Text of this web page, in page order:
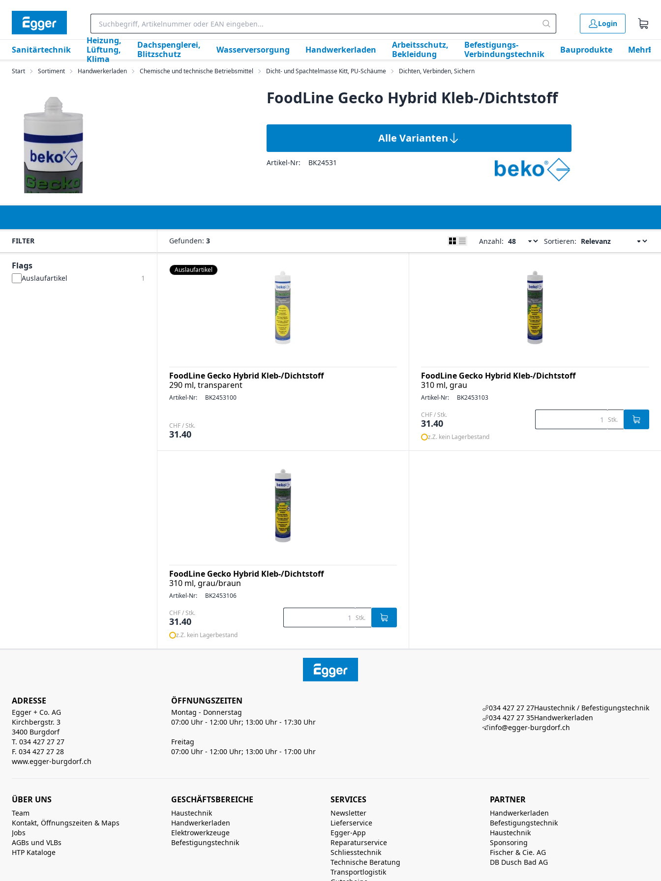
Login
Sanitärtechnik
Heizung,
Lüftung,
Klima
Dachspenglerei,
Blitzschutz
Wasserversorgung Handwerkerladen
Arbeitsschutz,
Bekleidung
Befestigungs-
Verbindungstechnik
Bauprodukte Mehr
Start Sortiment Handwerkerladen Chemische und technische Betriebsmittel Dicht- und Spachtelmasse Kitt, PU-Schäume Dichten, Verbinden, Sichern
FoodLine Gecko Hybrid Kleb-/Dichtstoff
Alle Varianten
Artikel-Nr: BK24531
FILTER
Flags
Auslaufartikel 1
Gefunden: 3 Anzahl: Sortieren:
Auslaufartikel
FoodLine Gecko Hybrid Kleb-/Dichtstoff
290 ml, transparent
Artikel-Nr: BK2453100
CHF / Stk.
31.40
FoodLine Gecko Hybrid Kleb-/Dichtstoff
310 ml, grau
Artikel-Nr: BK2453103
CHF / Stk.
31.40 Stk.
z.Z. kein Lagerbestand
FoodLine Gecko Hybrid Kleb-/Dichtstoff
310 ml, grau/braun
Artikel-Nr: BK2453106
CHF / Stk.
31.40 Stk.
z.Z. kein Lagerbestand
ADRESSE
Egger + Co. AG
Kirchbergstr. 3
3400 Burgdorf
T. 034 427 27 27
F. 034 427 27 28
www.egger-burgdorf.ch
ÖFFNUNGSZEITEN
Montag - Donnerstag
07:00 Uhr - 12:00 Uhr; 13:00 Uhr - 17:30 Uhr
Freitag
07:00 Uhr - 12:00 Uhr; 13:00 Uhr - 17:00 Uhr
034 427 27 27Haustechnik / Befestigungstechnik
034 427 27 35Handwerkerladen
info@egger-burgdorf.ch
ÜBER UNS
Team
Kontakt, Öffnungszeiten & Maps
Jobs
AGBs und VLBs
HTP Kataloge
GESCHÄFTSBEREICHE
Haustechnik
Handwerkerladen
Elektrowerkzeuge
Befestigungstechnik
SERVICES
Newsletter
Lieferservice
Egger-App
Reparaturservice
Schliesstechnik
Technische Beratung
Transportlogistik
PARTNER
Handwerkerladen
Befestigungstechnik
Haustechnik
Sponsoring
Fischer & Cie. AG
DB Dusch Bad AG